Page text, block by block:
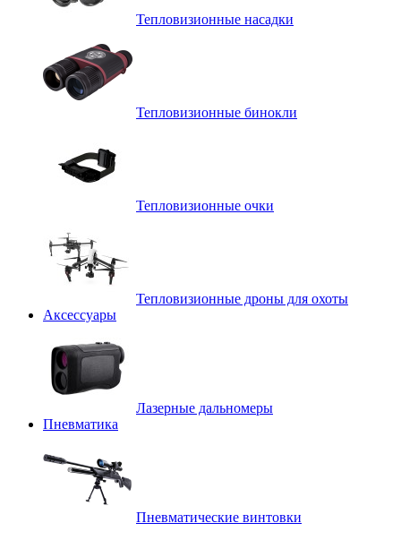
Тепловизионные насадки
Тепловизионные бинокли
Тепловизионные очки
Тепловизионные дроны для охоты
Аксессуары
Лазерные дальномеры
Пневматика
Пневматические винтовки